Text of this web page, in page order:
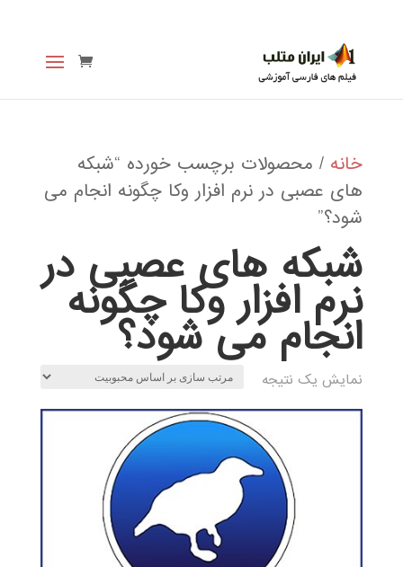
خانه / محصولات برچسب خورده “شبکه
های عصبی در نرم افزار وکا چگونه انجام می
شود؟”
شبکه های عصبی در
نرم افزار وکا چگونه
انجام می شود؟
نمایش یک نتیجه